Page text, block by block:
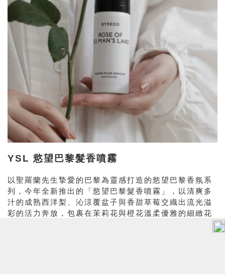
YSL 慾望巴黎髮香噴霧
以聖羅蘭先生摯愛的巴黎為靈感打造的慾望巴黎香氛系
列，今年全新推出的「慾望巴黎髮香噴霧」，以清爽多
汁的成熟西洋梨、沁涼覆盆子與香甜草莓交織出流光溢
彩的活力奔放，包裹在茉莉花與橙花溫柔優雅的細緻花